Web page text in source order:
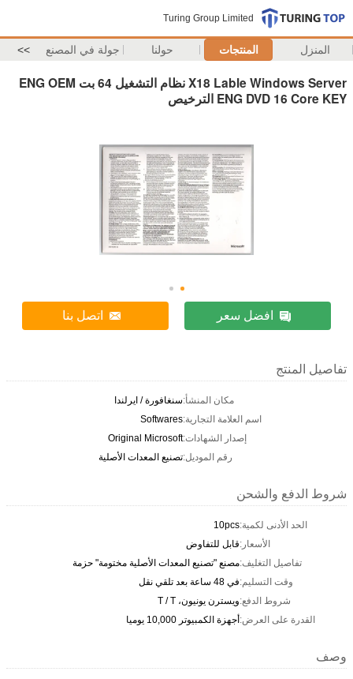
Turing Group Limited
المنزل المنتجات حولنا جولة في المصنع >>
X18 Lable Windows Server نظام التشغيل 64 بت ENG OEM
ENG DVD 16 Core KEY الترخيص
افضل سعر اتصل بنا
تفاصيل المنتج
مكان المنشأ:سنغافورة / ايرلندا
اسم العلامة التجارية:Softwares
إصدار الشهادات:Original Microsoft
رقم الموديل:تصنيع المعدات الأصلية
شروط الدفع والشحن
الحد الأدنى لكمية:10pcs
الأسعار:قابل للتفاوض
تفاصيل التغليف:مصنع "تصنيع المعدات الأصلية مختومة" حزمة
وقت التسليم:في 48 ساعة بعد تلقي نقل
شروط الدفع:ويسترن يونيون، T / T
القدرة على العرض:أجهزة الكمبيوتر 10,000 يوميا
وصف